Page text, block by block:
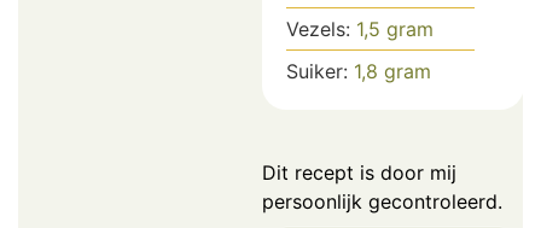
Vezels: 1,5 gram
Suiker: 1,8 gram
Dit recept is door mij
persoonlijk gecontroleerd.